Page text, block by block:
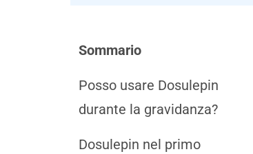
Sommario
Posso usare Dosulepin
durante la gravidanza?
Dosulepin nel primo